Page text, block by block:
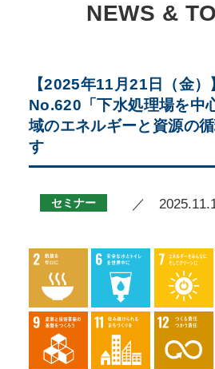
NEWS &
【2025年11月21日（金
No.620「下水処理場を中
域のエネルギーと資源の
す
セミナー ／